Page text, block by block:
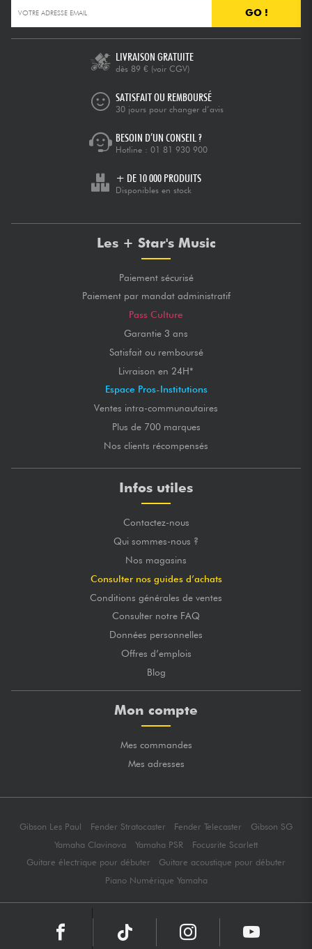
Eveil Musical
Voir nos marques
GO !
LIVRAISON GRATUITE
dès 89 € (voir CGV)
SATISFAIT OU REMBOURSÉ
30 jours pour changer d’avis
BESOIN D’UN CONSEIL ?
Hotline : 01 81 930 900
+ DE 10 000 PRODUITS
Disponibles en stock
Les + Star's Music
Paiement sécurisé
Paiement par mandat administratif
Pass Culture
Garantie 3 ans
Satisfait ou remboursé
Livraison en 24H*
Espace Pros-Institutions
Ventes intra-communautaires
Plus de 700 marques
Nos clients récompensés
Infos utiles
Contactez-nous
Qui sommes-nous ?
Nos magasins
Consulter nos guides d’achats
Conditions générales de ventes
Consulter notre FAQ
Données personnelles
Offres d’emplois
Blog
Mon compte
Mes commandes
Mes adresses
Gibson Les Paul Fender Stratocaster Fender Telecaster
Gibson SG
Yamaha Clavinova
Yamaha PSR
Focusrite Scarlett
Guitare électrique pour débuter
Guitare acoustique pour débuter
Piano Numérique Yamaha